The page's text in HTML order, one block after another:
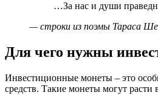
…За нас и души
— строки из поэмы Тараса
Для чего нужны
Инвестиционные монеты – это
средств. Такие монеты могут